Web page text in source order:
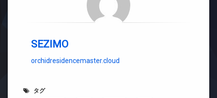
SEZIMO
orchidresidencemaster.cloud
タグ